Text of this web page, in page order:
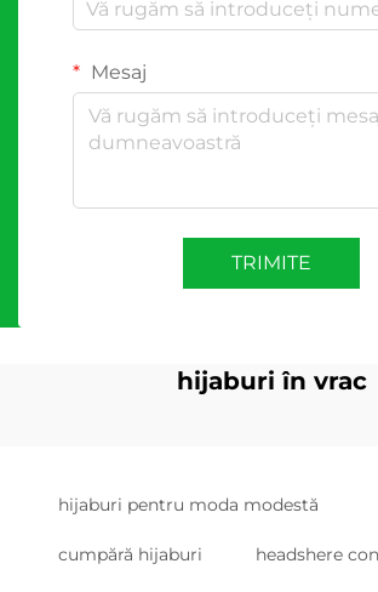
Mesaj
TRIMITE
hijaburi în vrac
hijaburi pentru moda modestă
cumpără hijaburi headshere